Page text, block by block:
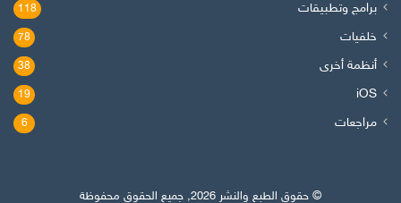
برامج وتطبيقات 118
خلفيات 78
أنظمة أخرى 38
iOS
19
مراجعات 6
© حقوق الطبع والنشر 2026, جميع الحقوق محفوظة